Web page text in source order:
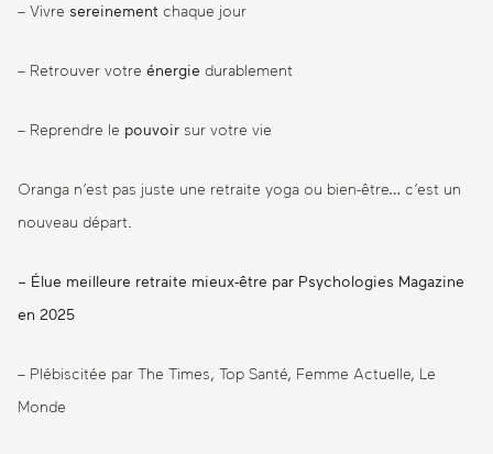
– Vivre sereinement chaque jour
– Retrouver votre énergie durablement
– Reprendre le pouvoir sur votre vie
Oranga n’est pas juste une retraite yoga ou bien-être… c’est un
nouveau départ.
– Élue meilleure retraite mieux-être par Psychologies Magazine
en 2025
– Plébiscitée par The Times, Top Santé, Femme Actuelle, Le
Monde